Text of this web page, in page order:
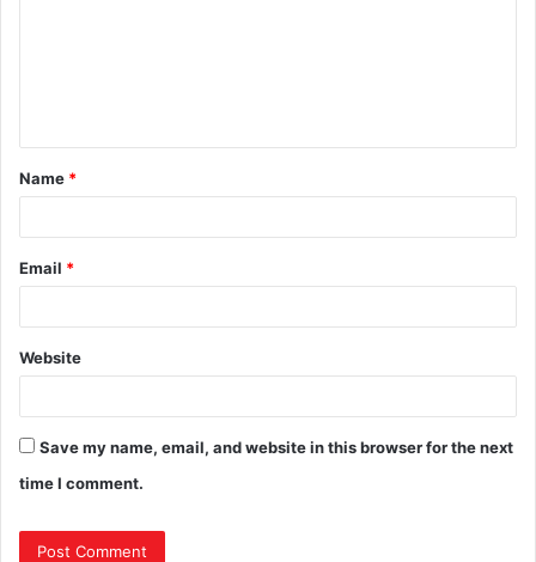
Name *
Email *
Website
Save my name, email, and website in this browser for the next
time I comment.